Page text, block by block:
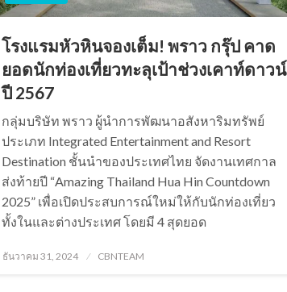
โรงแรมหัวหินจองเต็ม! พราว กรุ๊ป คาด
ยอดนักท่องเที่ยวทะลุเป้าช่วงเคาท์ดาวน์
ปี 2567
กลุ่มบริษัท พราว ผู้นำการพัฒนาอสังหาริมทรัพย์
ประเภท Integrated Entertainment and Resort
Destination ชั้นนำของประเทศไทย จัดงานเทศกาล
ส่งท้ายปี “Amazing Thailand Hua Hin Countdown
2025” เพื่อเปิดประสบการณ์ใหม่ให้กับนักท่องเที่ยว
ทั้งในและต่างประเทศ โดยมี 4 สุดยอด
Posted
ธันวาคม 31, 2024 CBNTEAM